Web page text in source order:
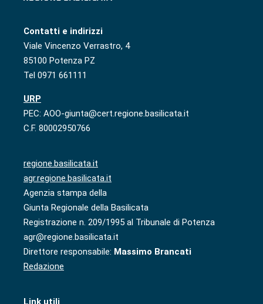
Contatti e indirizzi
Viale Vincenzo Verrastro, 4
85100 Potenza PZ
Tel 0971 661111
URP
PEC: AOO-giunta@cert.regione.basilicata.it
C.F. 80002950766
regione.basilicata.it
agr.regione.basilicata.it
Agenzia stampa della
Giunta Regionale della Basilicata
Registrazione n. 209/1995 al Tribunale di Potenza
agr@regione.basilicata.it
Direttore responsabile: Massimo Brancati
Redazione
Link utili